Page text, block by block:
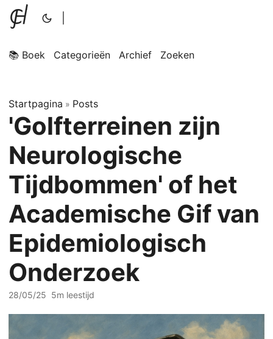
📚 Boek Categorieën Archief Zoeken
Startpagina » Posts
'Golfterreinen zijn
Neurologische
Tijdbommen' of het
Academische Gif van
Epidemiologisch
Onderzoek
28/05/25 5m leestijd